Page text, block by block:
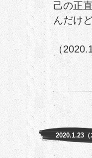
己の正
んだけ
（
2020.1.23（